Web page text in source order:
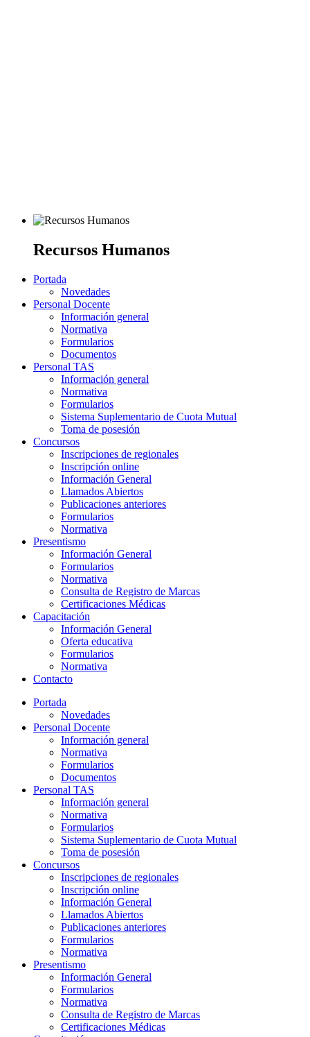
Recursos Humanos
Portada
Novedades
Personal Docente
Información general
Normativa
Formularios
Documentos
Personal TAS
Información general
Normativa
Formularios
Sistema Suplementario de Cuota Mutual
Toma de posesión
Concursos
Inscripciones de regionales
Inscripción online
Información General
Llamados Abiertos
Publicaciones anteriores
Formularios
Normativa
Presentismo
Información General
Formularios
Normativa
Consulta de Registro de Marcas
Certificaciones Médicas
Capacitación
Información General
Oferta educativa
Formularios
Normativa
Contacto
Portada
Novedades
Personal Docente
Información general
Normativa
Formularios
Documentos
Personal TAS
Información general
Normativa
Formularios
Sistema Suplementario de Cuota Mutual
Toma de posesión
Concursos
Inscripciones de regionales
Inscripción online
Información General
Llamados Abiertos
Publicaciones anteriores
Formularios
Normativa
Presentismo
Información General
Formularios
Normativa
Consulta de Registro de Marcas
Certificaciones Médicas